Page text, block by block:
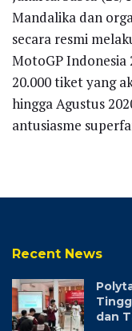
Mandalika dan
secara resmi
MotoGP Indonesia
20.000 tiket yang
hingga Agustus
antusiasme
Recent News
dan